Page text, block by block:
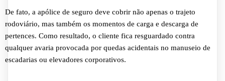
De fato, a apólice de seguro deve cobrir não apenas o trajeto
rodoviário, mas também os momentos de carga e descarga de
pertences. Como resultado, o cliente fica resguardado contra
qualquer avaria provocada por quedas acidentais no manuseio de
escadarias ou elevadores corporativos.